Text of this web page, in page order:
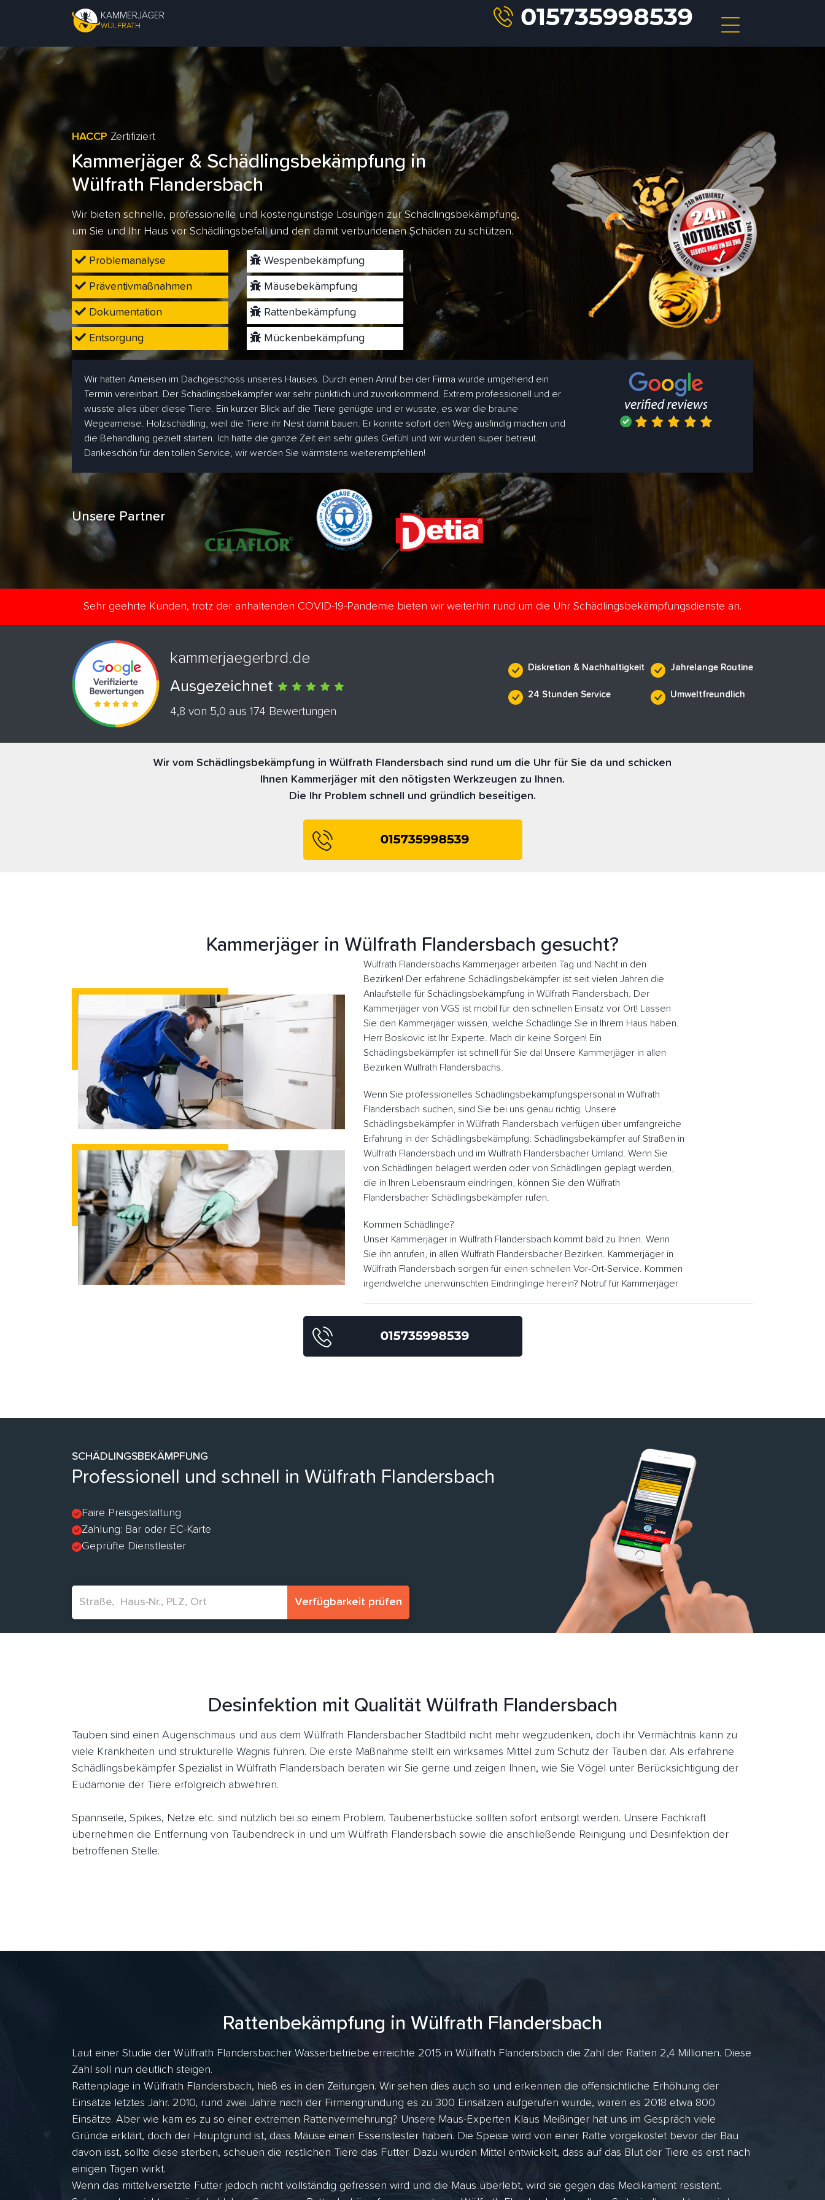
KAMMERJÄGER
WÜLFRATH
HACCP Zertifiziert
Kammerjäger & Schädlingsbekämpfung in
Wülfrath Flandersbach
Wir bieten schnelle, professionelle und kostengünstige Lösungen zur Schädlingsbekämpfung,
um Sie und Ihr Haus vor Schädlingsbefall und den damit verbundenen Schäden zu schützen.
Problemanalyse
Präventivmaßnahmen
Dokumentation
Entsorgung
Wespenbekämpfung
Mäusebekämpfung
Rattenbekämpfung
Mückenbekämpfung
Wir hatten Ameisen im Dachgeschoss unseres Hauses. Durch einen Anruf bei der Firma wurde umgehend ein
Termin vereinbart. Der Schädlingsbekämpfer war sehr pünktlich und zuvorkommend. Extrem professionell und er
wusste alles über diese Tiere. Ein kurzer Blick auf die Tiere genügte und er wusste, es war die braune
Wegeameise. Holzschädling, weil die Tiere ihr Nest damit bauen. Er konnte sofort den Weg ausfindig machen und
die Behandlung gezielt starten. Ich hatte die ganze Zeit ein sehr gutes Gefühl und wir wurden super betreut.
Dankeschön für den tollen Service, wir werden Sie wärmstens weiterempfehlen!
Unsere Partner
Sehr geehrte Kunden, trotz der anhaltenden COVID-19-Pandemie bieten wir weiterhin rund um die Uhr Schädlingsbekämpfungsdienste an.
kammerjaegerbrd.de
Ausgezeichnet
4,8 von 5,0 aus 174 Bewertungen
Diskretion & Nachhaltigkeit
24 Stunden Service
Jahrelange Routine
Umweltfreundlich
Wir vom Schädlingsbekämpfung in Wülfrath Flandersbach sind rund um die Uhr für Sie da und schicken
Ihnen Kammerjäger mit den nötigsten Werkzeugen zu Ihnen.
Die Ihr Problem schnell und gründlich beseitigen.
Kammerjäger in Wülfrath Flandersbach gesucht?
Wülfrath Flandersbachs Kammerjäger arbeiten Tag und Nacht in den
Bezirken! Der erfahrene Schädlingsbekämpfer ist seit vielen Jahren die
Anlaufstelle für Schädlingsbekämpfung in Wülfrath Flandersbach. Der
Kammerjäger von VGS ist mobil für den schnellen Einsatz vor Ort! Lassen
Sie den Kammerjäger wissen, welche Schädlinge Sie in Ihrem Haus haben.
Herr Boskovic ist Ihr Experte. Mach dir keine Sorgen! Ein
Schädlingsbekämpfer ist schnell für Sie da! Unsere Kammerjäger in allen
Bezirken Wülfrath Flandersbachs.
Wenn Sie professionelles Schädlingsbekämpfungspersonal in Wülfrath
Flandersbach suchen, sind Sie bei uns genau richtig. Unsere
Schädlingsbekämpfer in Wülfrath Flandersbach verfügen über umfangreiche
Erfahrung in der Schädlingsbekämpfung. Schädlingsbekämpfer auf Straßen in
Wülfrath Flandersbach und im Wülfrath Flandersbacher Umland. Wenn Sie
von Schädlingen belagert werden oder von Schädlingen geplagt werden,
die in Ihren Lebensraum eindringen, können Sie den Wülfrath
Flandersbacher Schädlingsbekämpfer rufen.
Kommen Schädlinge?
Unser Kammerjäger in Wülfrath Flandersbach kommt bald zu Ihnen. Wenn
Sie ihn anrufen, in allen Wülfrath Flandersbacher Bezirken. Kammerjäger in
Wülfrath Flandersbach sorgen für einen schnellen Vor-Ort-Service. Kommen
irgendwelche unerwünschten Eindringlinge herein? Notruf für Kammerjäger
SCHÄDLINGSBEKÄMPFUNG
Professionell und schnell in Wülfrath Flandersbach
Faire Preisgestaltung
Zahlung: Bar oder EC-Karte
Geprüfte Dienstleister
Verfügbarkeit prüfen
Desinfektion mit Qualität Wülfrath Flandersbach
Tauben sind einen Augenschmaus und aus dem Wülfrath Flandersbacher Stadtbild nicht mehr wegzudenken, doch ihr Vermächtnis kann zu
viele Krankheiten und strukturelle Wagnis führen. Die erste Maßnahme stellt ein wirksames Mittel zum Schutz der Tauben dar. Als erfahrene
Schädlingsbekämpfer Spezialist in Wülfrath Flandersbach beraten wir Sie gerne und zeigen Ihnen, wie Sie Vögel unter Berücksichtigung der
Eudämonie der Tiere erfolgreich abwehren.
Spannseile, Spikes, Netze etc. sind nützlich bei so einem Problem. Taubenerbstücke sollten sofort entsorgt werden. Unsere Fachkraft
übernehmen die Entfernung von Taubendreck in und um Wülfrath Flandersbach sowie die anschließende Reinigung und Desinfektion der
betroffenen Stelle.
Rattenbekämpfung in Wülfrath Flandersbach
Laut einer Studie der Wülfrath Flandersbacher Wasserbetriebe erreichte 2015 in Wülfrath Flandersbach die Zahl der Ratten 2,4 Millionen. Diese
Zahl soll nun deutlich steigen.
Rattenplage in Wülfrath Flandersbach, hieß es in den Zeitungen. Wir sehen dies auch so und erkennen die offensichtliche Erhöhung der
Einsätze letztes Jahr. 2010, rund zwei Jahre nach der Firmengründung es zu 300 Einsätzen aufgerufen wurde, waren es 2018 etwa 800
Einsätze. Aber wie kam es zu so einer extremen Rattenvermehrung? Unsere Maus-Experten Klaus Meißinger hat uns im Gespräch viele
Gründe erklärt, doch der Hauptgrund ist, dass Mäuse einen Essenstester haben. Die Speise wird von einer Ratte vorgekostet bevor der Bau
davon isst, sollte diese sterben, scheuen die restlichen Tiere das Futter. Dazu wurden Mittel entwickelt, dass auf das Blut der Tiere es erst nach
einigen Tagen wirkt.
Wenn das mittelversetzte Futter jedoch nicht vollständig gefressen wird und die Maus überlebt, wird sie gegen das Medikament resistent.